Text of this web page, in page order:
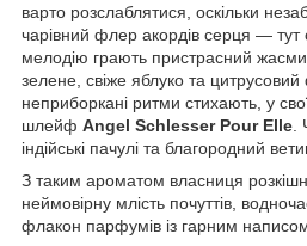
варто розслаблятися, оскільки
чарівний флер акордів серця —
мелодію грають пристрасний
зелене, свіже яблуко та
неприборкані ритми стихають, у
шлейф Angel Schlesser Pour Elle
індійські пачулі та благородний
З таким ароматом власниця
неймовірну млість почуттів,
флакон парфумів із гарним